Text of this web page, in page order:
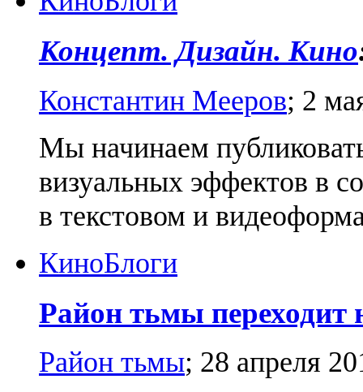
Концепт. Дизайн. Кино
Константин Мееров; 2
Мы начинаем
визуальных эффектов в
в текстовом и
КиноБлоги
Район тьмы
Район тьмы; 28 апреля